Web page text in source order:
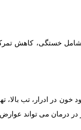
خستگی، کاهش
خون در ادرار، تب بالا،
درمان می تواند عوارض